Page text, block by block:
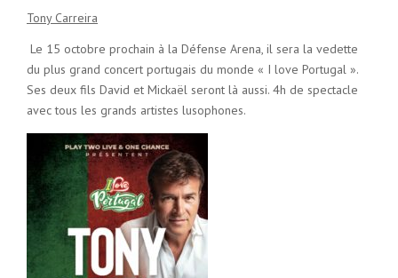
Tony Carreira
Le 15 octobre prochain à la Défense Arena, il sera la vedette
du plus grand concert portugais du monde « I love Portugal ».
Ses deux fils David et Mickaël seront là aussi. 4h de spectacle
avec tous les grands artistes lusophones.